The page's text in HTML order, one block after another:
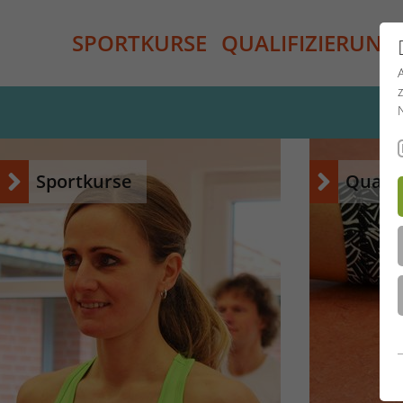
SPORTKURSE QUALIFIZIERUNG
Sportkurse